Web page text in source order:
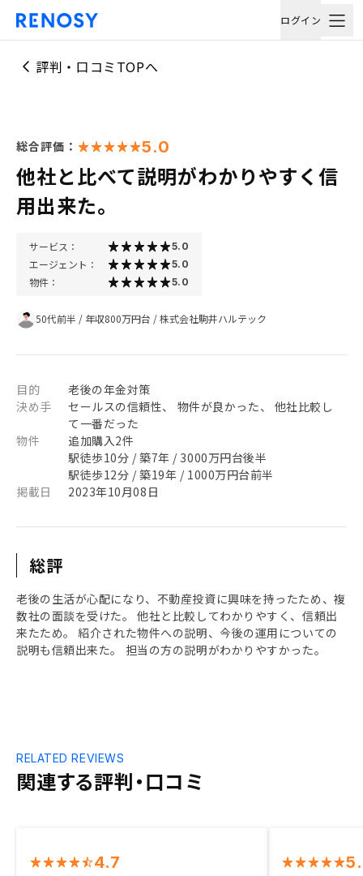
ログイン
評判・口コミTOPへ
総合評価： 5.0
他社と比べて説明がわかりやすく信
用出来た。
サービス： 5.0
エージェント： 5.0
物件： 5.0
50代前半 / 年収800万円台 /株式会社駒井ハルテック
目的
老後の年金対策
決め手
セールスの信頼性、 物件が良かった、 他社比較し
て一番だった
物件
追加購入2件
駅徒歩10分 / 築7年 / 3000万円台後半
駅徒歩12分 / 築19年 / 1000万円台前半
掲載日
2023年10月08日
総評
老後の生活が心配になり、不動産投資に興味を持ったため、複
数社の面談を受けた。 他社と比較してわかりやすく、信頼出
来たため。 紹介された物件への説明、今後の運用についての
説明も信頼出来た。 担当の方の説明がわかりやすかった。
関連する評判・口コミ
RELATED REVIEWS
4.7